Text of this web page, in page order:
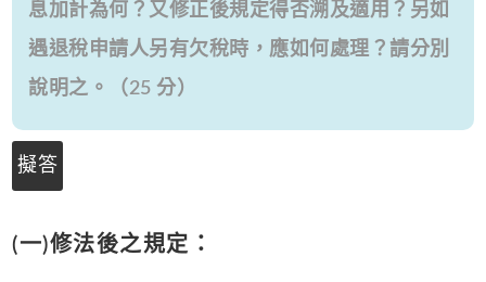
息加計為何？又修正後規定得否溯及適用？另如
遇退稅申請人另有欠稅時，應如何處理？請分別
說明之。（25 分）
擬答
(一)修法後之規定：